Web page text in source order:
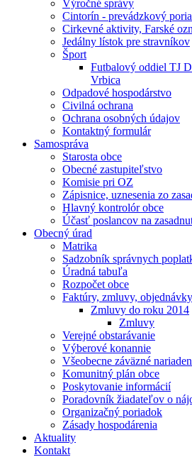
Výročné správy
Cintorín - prevádzkový
Cirkevné aktivity, Farské
Jedálny lístok pre stravníkov
Šport
Futbalový oddiel TJ
Vrbica
Odpadové hospodárstvo
Civilná ochrana
Ochrana osobných údajov
Kontaktný formulár
Samospráva
Starosta obce
Obecné zastupiteľstvo
Komisie pri OZ
Zápisnice, uznesenia zo
Hlavný kontrolór obce
Účasť poslancov na
Obecný úrad
Matrika
Sadzobník správnych
Úradná tabuľa
Rozpočet obce
Faktúry, zmluvy, objednávky
Zmluvy do roku 2014
Zmluvy
Verejné obstarávanie
Výberové konannie
Všeobecne záväzné
Komunitný plán obce
Poskytovanie informácií
Poradovník žiadateľov o
Organizačný poriadok
Zásady hospodárenia
Aktuality
Kontakt